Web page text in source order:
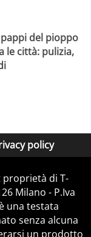
del pioppo
le città: pulizia,
policy
proprietà di T-
Milano - P.Iva
una testata
senza alcuna
un prodotto